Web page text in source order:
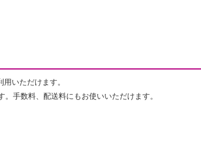
いただけます。
手数料、配送料にもお使いいただけます。